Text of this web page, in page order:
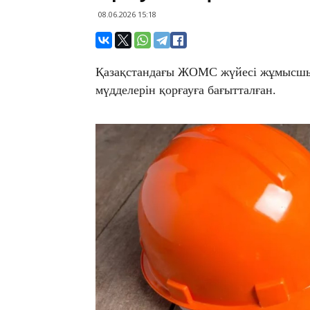
08.06.2026 15:18
Қазақстандағы ЖОМС жүйесі
мүдделерін қорғауға бағытталған.